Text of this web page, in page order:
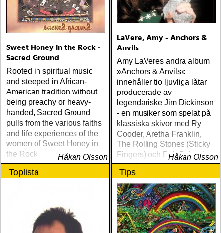
Sweet Honey in the Rock -
Sacred Ground
Rooted in spiritual music
and steeped in African-
American tradition without
being preachy or heavy-
handed, Sacred Ground
pulls from the various faiths
and life experiences of the
women of Sweet Honey in
the Rock
Håkan Olsson
LaVere, Amy - Anchors &
Anvils
Amy LaVeres andra album
»Anchors & Anvils«
innehåller tio ljuvliga låtar
producerade av
legendariske Jim Dickinson
- en musiker som spelat på
klassiska skivor med Ry
Cooder, Aretha Franklin,
The Rolling Stones (Sticky
Fingers) och Bob Dylan (en
fyrtioårig relation som
sträcker sig från »Blonde on
Blonde« till »Time Out Of
Mind«) och som producerat
viktiga plattor som Big Stars
»Third/Sister Lovers«, The
Replacements' »Pleased
Håkan Olsson
Toplista Tips